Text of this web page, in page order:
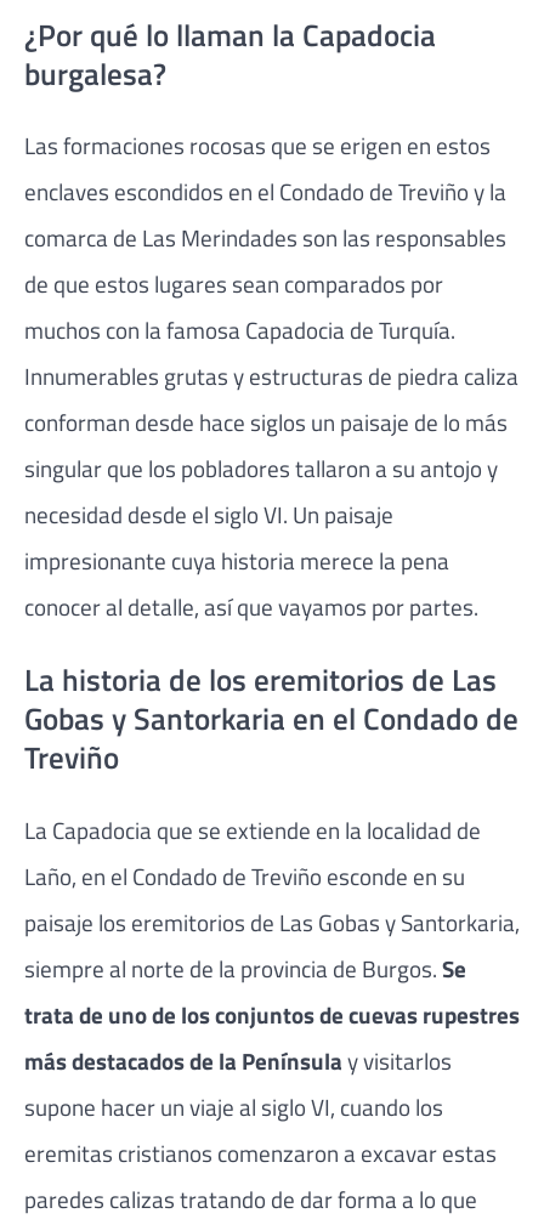
¿Por qué lo llaman la Capadocia
burgalesa?
Las formaciones rocosas que se erigen en estos
enclaves escondidos en el Condado de Treviño y la
comarca de Las Merindades son las responsables
de que estos lugares sean comparados por
muchos con la famosa Capadocia de Turquía.
Innumerables grutas y estructuras de piedra caliza
conforman desde hace siglos un paisaje de lo más
singular que los pobladores tallaron a su antojo y
necesidad desde el siglo VI. Un paisaje
impresionante cuya historia merece la pena
conocer al detalle, así que vayamos por partes.
La historia de los eremitorios de Las
Gobas y Santorkaria en el Condado de
Treviño
La Capadocia que se extiende en la localidad de
Laño, en el Condado de Treviño esconde en su
paisaje los eremitorios de Las Gobas y Santorkaria,
siempre al norte de la provincia de Burgos.Se
trata de uno de los conjuntos de cuevas rupestres
más destacados de la Penínsulay visitarlos
supone hacer un viaje al siglo VI, cuando los
eremitas cristianos comenzaron a excavar estas
paredes calizas tratando de dar forma a lo que